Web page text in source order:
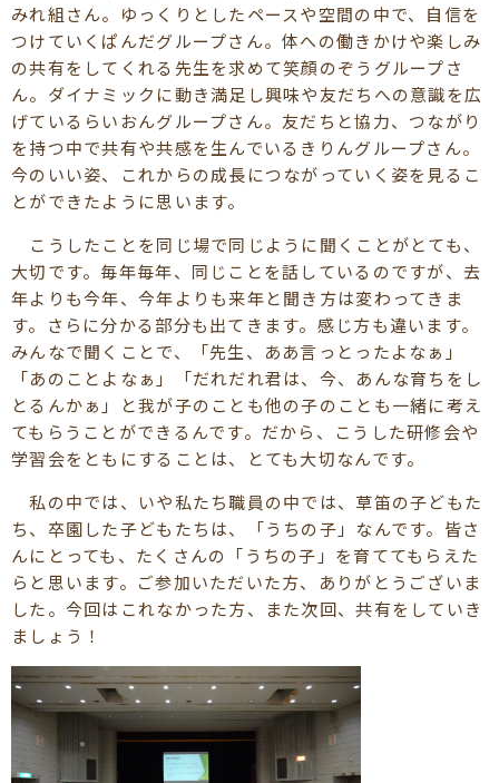
みれ組さん。ゆっくりとしたペースや空間の中で、自信を
つけていくぱんだグループさん。体への働きかけや楽しみ
の共有をしてくれる先生を求めて笑顔のぞうグループさ
ん。ダイナミックに動き満足し興味や友だちへの意識を広
げているらいおんグループさん。友だちと協力、つながり
を持つ中で共有や共感を生んでいるきりんグループさん。
今のいい姿、これからの成長につながっていく姿を見るこ
とができたように思います。
こうしたことを同じ場で同じように聞くことがとても、
大切です。毎年毎年、同じことを話しているのですが、去
年よりも今年、今年よりも来年と聞き方は変わってきま
す。さらに分かる部分も出てきます。感じ方も違います。
みんなで聞くことで、「先生、ああ言っとったよなぁ」
「あのことよなぁ」「だれだれ君は、今、あんな育ちをし
とるんかぁ」と我が子のことも他の子のことも一緒に考え
てもらうことができるんです。だから、こうした研修会や
学習会をともにすることは、とても大切なんです。
私の中では、いや私たち職員の中では、草笛の子どもた
ち、卒園した子どもたちは、「うちの子」なんです。皆さ
んにとっても、たくさんの「うちの子」を育ててもらえた
らと思います。ご参加いただいた方、ありがとうございま
した。今回はこれなかった方、また次回、共有をしていき
ましょう！